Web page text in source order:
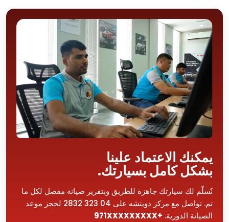
يمكنك الاعتماد علينا
بشكل كامل بسيارتك.
نُسلّم لك سيارتك جاهزة للطريق وبتقرير صيانة مفصل لكل ما
تم. تواصل مع مركز دويتشه على 04 323 2832 لحجز موعد
الصيانة الدورية. +971XXXXXXXXX